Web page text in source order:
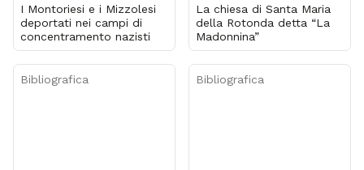
I Montoriesi e i Mizzolesi
deportati nei campi di
concentramento nazisti
La chiesa di Santa Maria
della Rotonda detta “La
Madonnina”
Bibliografica Bibliografica